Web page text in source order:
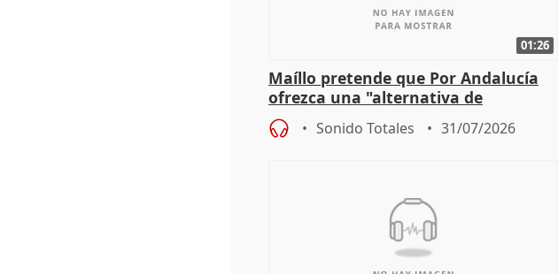
01:26
Maíllo pretende que Por Andalucía
ofrezca una "alternativa de
gobierno" con su labor de oposición
Sonido Totales 31/07/2026